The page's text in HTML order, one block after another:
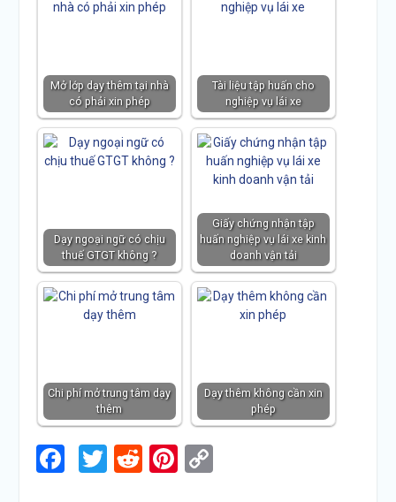
Mở lớp dạy thêm tại nhà
có phải xin phép
Tài liệu tập huấn cho
nghiệp vụ lái xe
Dạy ngoại ngữ có chịu
thuế GTGT không ?
Giấy chứng nhận tập
huấn nghiệp vụ lái xe kinh
doanh vận tải
Chi phí mở trung tâm dạy
thêm
Dạy thêm không cần xin
phép
Facebook
Twitter
RedditPinterest
Copy